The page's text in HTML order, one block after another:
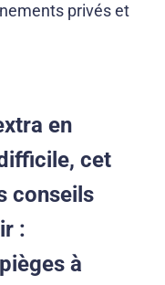
privés et
en
cet
conseils
:
à